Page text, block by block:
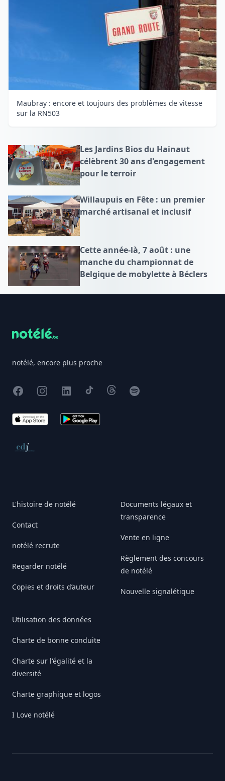
Maubray : encore et toujours des problèmes de vitesse
sur la RN503
Les Jardins Bios du Hainaut
célèbrent 30 ans d'engagement
pour le terroir
Willaupuis en Fête : un premier
marché artisanal et inclusif
Cette année-là, 7 août : une
manche du championnat de
Belgique de mobylette à Béclers
notélé, encore plus proche
FacebookInstagram
X TikTokThreadsSpotify
App Store Google Play
Conseil de déontologie journalistique
L'histoire de notélé
Contact
notélé recrute
Regarder notélé
Copies et droits d’auteur
Utilisation des données
Charte de bonne conduite
Charte sur l'égalité et la
diversité
Charte graphique et logos
I Love notélé
Documents légaux et
transparence
Vente en ligne
Règlement des concours
de notélé
Nouvelle signalétique